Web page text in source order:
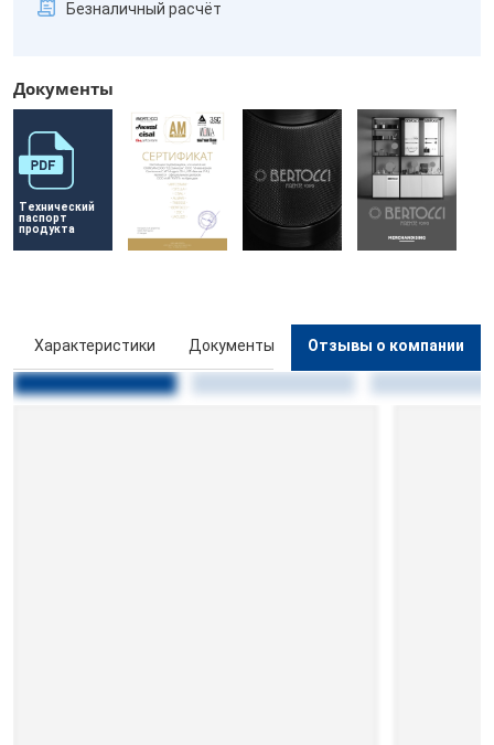
Безналичный расчёт
Документы
Технический
паспорт
продукта
Характеристики Документы Отзывы о компании